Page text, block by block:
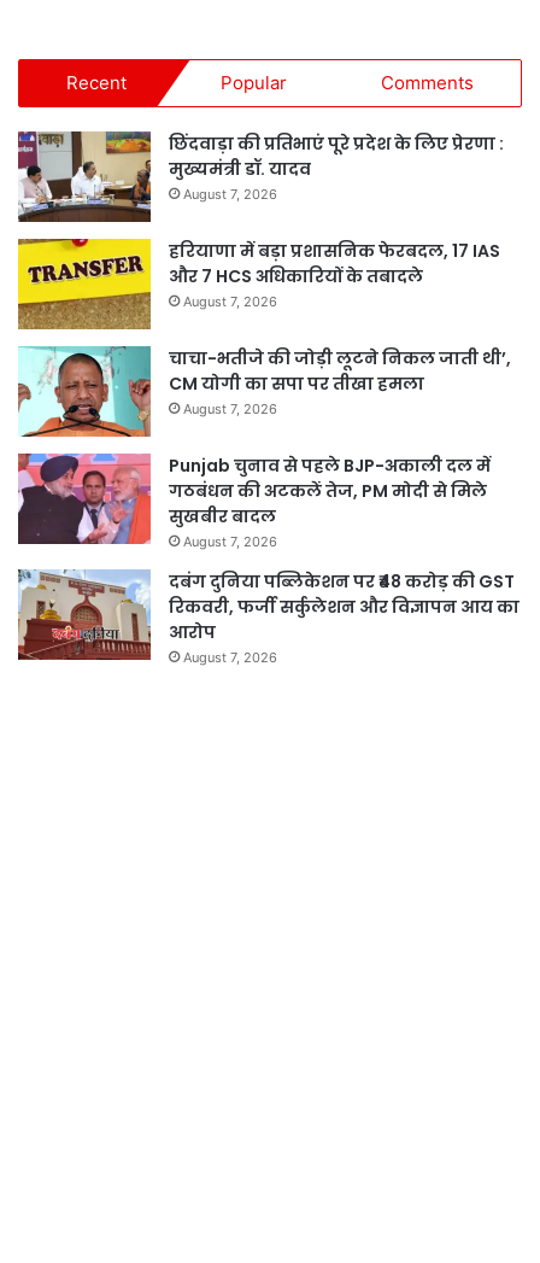
Recent Popular Comments
छिंदवाड़ा की प्रतिभाएं पूरे प्रदेश के लिए प्रेरणा :
मुख्यमंत्री डॉ. यादव
August 7, 2026
हरियाणा में बड़ा प्रशासनिक फेरबदल, 17 IAS
और 7 HCS अधिकारियों के तबादले
August 7, 2026
चाचा-भतीजे की जोड़ी लूटने निकल जाती थी’,
CM योगी का सपा पर तीखा हमला
August 7, 2026
Punjab चुनाव से पहले BJP-अकाली दल में
गठबंधन की अटकलें तेज, PM मोदी से मिले
सुखबीर बादल
August 7, 2026
दबंग दुनिया पब्लिकेशन पर ₹48 करोड़ की GST
रिकवरी, फर्जी सर्कुलेशन और विज्ञापन आय का
आरोप
August 7, 2026